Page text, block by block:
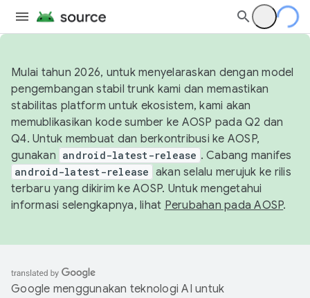
Mulai tahun 2026, untuk menyelaraskan dengan model
pengembangan stabil trunk kami dan memastikan
stabilitas platform untuk ekosistem, kami akan
memublikasikan kode sumber ke AOSP pada Q2 dan
Q4. Untuk membuat dan berkontribusi ke AOSP,
gunakan android-latest-release . Cabang manifes
android-latest-release akan selalu merujuk ke rilis
terbaru yang dikirim ke AOSP. Untuk mengetahui
informasi selengkapnya, lihat Perubahan pada AOSP.
Google menggunakan teknologi AI untuk